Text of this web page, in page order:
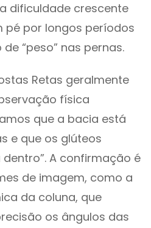
dificuldade crescente
pé por longos períodos
“peso” nas pernas.
Retas geralmente
física
que a bacia está
e que os glúteos
A confirmação é
de imagem, como a
da coluna, que
os ângulos das